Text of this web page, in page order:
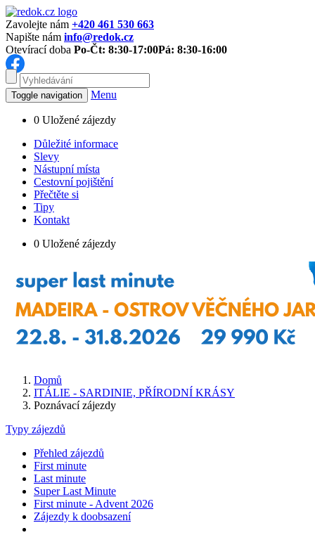
Zavolejte nám +420 461 530 663
Napište nám info@redok.cz
Otevírací doba Po-Čt: 8:30-17:00Pá: 8:30-16:00
Toggle navigation Menu
0 Uložené zájezdy
Důležité informace
Slevy
Nástupní místa
Cestovní pojištění
Přečtěte si
Tipy
Kontakt
0 Uložené zájezdy
Domů
ITÁLIE - SARDINIE, PŘÍRODNÍ KRÁSY
Poznávací zájezdy
Typy zájezdů
Přehled zájezdů
First minute
Last minute
Super Last Minute
First minute - Advent 2026
Zájezdy k doobsazení